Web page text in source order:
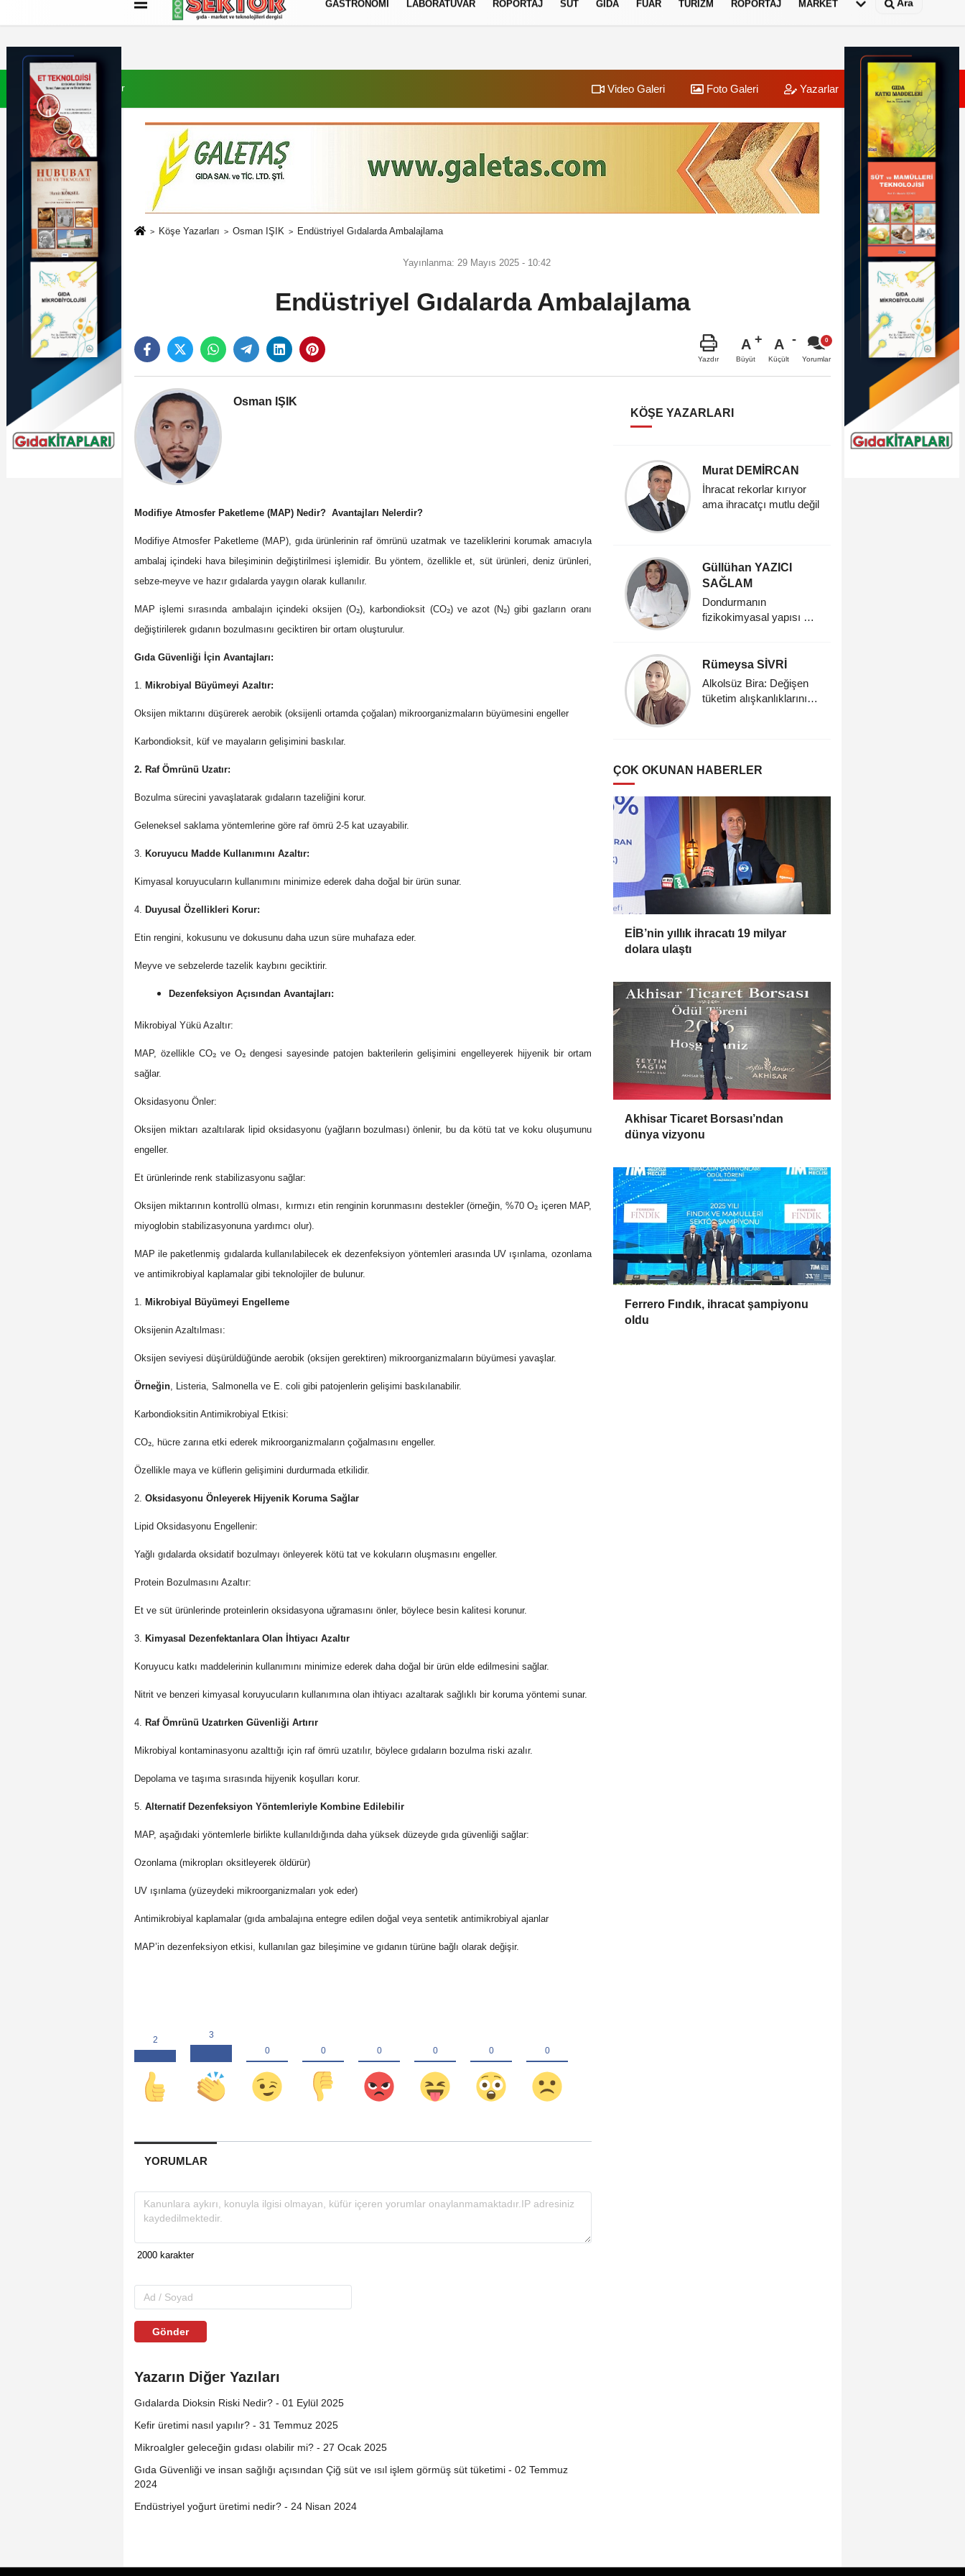
İletişim Çerez Politikası
GASTRONOMI LABORATUVAR RÖPORTAJ SÜT GIDA FUAR TURIZM RÖPORTAJ MARKET Ara
9 Ağustos 2026, Pazar Video Galeri Foto Galeri Yazarlar Üye Paneli
Köşe Yazarları Osman IŞIK Endüstriyel Gıdalarda Ambalajlama
Yayınlanma: 29 Mayıs 2025 - 10:42
Endüstriyel Gıdalarda Ambalajlama
Yazdır
A
Büyüt
A
Küçült Yorumlar
Osman IŞIK
Modifiye Atmosfer Paketleme (MAP) Nedir? Avantajları Nelerdir?
Modifiye Atmosfer Paketleme (MAP), gıda ürünlerinin raf ömrünü uzatmak ve tazeliklerini korumak amacıyla
ambalaj içindeki hava bileşiminin değiştirilmesi işlemidir. Bu yöntem, özellikle et, süt ürünleri, deniz ürünleri,
sebze-meyve ve hazır gıdalarda yaygın olarak kullanılır.
MAP işlemi sırasında ambalajın içindeki oksijen (O₂), karbondioksit (CO₂) ve azot (N₂) gibi gazların oranı
değiştirilerek gıdanın bozulmasını geciktiren bir ortam oluşturulur.
Gıda Güvenliği İçin Avantajları:
1. Mikrobiyal Büyümeyi Azaltır:
Oksijen miktarını düşürerek aerobik (oksijenli ortamda çoğalan) mikroorganizmaların büyümesini engeller
Karbondioksit, küf ve mayaların gelişimini baskılar.
2. Raf Ömrünü Uzatır:
Bozulma sürecini yavaşlatarak gıdaların tazeliğini korur.
Geleneksel saklama yöntemlerine göre raf ömrü 2-5 kat uzayabilir.
3. Koruyucu Madde Kullanımını Azaltır:
Kimyasal koruyucuların kullanımını minimize ederek daha doğal bir ürün sunar.
4. Duyusal Özellikleri Korur:
Etin rengini, kokusunu ve dokusunu daha uzun süre muhafaza eder.
Meyve ve sebzelerde tazelik kaybını geciktirir.
Dezenfeksiyon Açısından Avantajları:
Mikrobiyal Yükü Azaltır:
MAP, özellikle CO₂ ve O₂ dengesi sayesinde patojen bakterilerin gelişimini engelleyerek hijyenik bir ortam
sağlar.
Oksidasyonu Önler:
Oksijen miktarı azaltılarak lipid oksidasyonu (yağların bozulması) önlenir, bu da kötü tat ve koku oluşumunu
engeller.
Et ürünlerinde renk stabilizasyonu sağlar:
Oksijen miktarının kontrollü olması, kırmızı etin renginin korunmasını destekler (örneğin, %70 O₂ içeren MAP,
miyoglobin stabilizasyonuna yardımcı olur).
MAP ile paketlenmiş gıdalarda kullanılabilecek ek dezenfeksiyon yöntemleri arasında UV ışınlama, ozonlama
ve antimikrobiyal kaplamalar gibi teknolojiler de bulunur.
1. Mikrobiyal Büyümeyi Engelleme
Oksijenin Azaltılması:
Oksijen seviyesi düşürüldüğünde aerobik (oksijen gerektiren) mikroorganizmaların büyümesi yavaşlar.
Örneğin, Listeria, Salmonella ve E. coli gibi patojenlerin gelişimi baskılanabilir.
Karbondioksitin Antimikrobiyal Etkisi:
CO₂, hücre zarına etki ederek mikroorganizmaların çoğalmasını engeller.
Özellikle maya ve küflerin gelişimini durdurmada etkilidir.
2. Oksidasyonu Önleyerek Hijyenik Koruma Sağlar
Lipid Oksidasyonu Engellenir:
Yağlı gıdalarda oksidatif bozulmayı önleyerek kötü tat ve kokuların oluşmasını engeller.
Protein Bozulmasını Azaltır:
Et ve süt ürünlerinde proteinlerin oksidasyona uğramasını önler, böylece besin kalitesi korunur.
3. Kimyasal Dezenfektanlara Olan İhtiyacı Azaltır
Koruyucu katkı maddelerinin kullanımını minimize ederek daha doğal bir ürün elde edilmesini sağlar.
Nitrit ve benzeri kimyasal koruyucuların kullanımına olan ihtiyacı azaltarak sağlıklı bir koruma yöntemi sunar.
4. Raf Ömrünü Uzatırken Güvenliği Artırır
Mikrobiyal kontaminasyonu azalttığı için raf ömrü uzatılır, böylece gıdaların bozulma riski azalır.
Depolama ve taşıma sırasında hijyenik koşulları korur.
5. Alternatif Dezenfeksiyon Yöntemleriyle Kombine Edilebilir
MAP, aşağıdaki yöntemlerle birlikte kullanıldığında daha yüksek düzeyde gıda güvenliği sağlar:
Ozonlama (mikropları oksitleyerek öldürür)
UV ışınlama (yüzeydeki mikroorganizmaları yok eder)
Antimikrobiyal kaplamalar (gıda ambalajına entegre edilen doğal veya sentetik antimikrobiyal ajanlar
MAP’in dezenfeksiyon etkisi, kullanılan gaz bileşimine ve gıdanın türüne bağlı olarak değişir.
YORUMLAR
Gönder
Yazarın Diğer Yazıları
Gıdalarda Dioksin Riski Nedir? - 01 Eylül 2025
Kefir üretimi nasıl yapılır? - 31 Temmuz 2025
Mikroalgler geleceğin gıdası olabilir mi? - 27 Ocak 2025
Gıda Güvenliği ve insan sağlığı açısından Çiğ süt ve ısıl işlem görmüş süt tüketimi - 02 Temmuz
2024
Endüstriyel yoğurt üretimi nedir? - 24 Nisan 2024
KÖŞE YAZARLARI
Mehmet GURBET
Murat DEMİRCAN
İhracat rekorlar kırıyor
ama ihracatçı mutlu değil
Güllühan YAZICI
SAĞLAM
Dondurmanın
fizikokimyasal yapısı ve
Rümeysa SİVRİ
Alkolsüz Bira: Değişen
tüketim alışkanlıklarının
ÇOK OKUNAN HABERLER
EİB’nin yıllık ihracatı 19 milyar
dolara ulaştı
Akhisar Ticaret Borsası’ndan
dünya vizyonu
Ferrero Fındık, ihracat şampiyonu
oldu